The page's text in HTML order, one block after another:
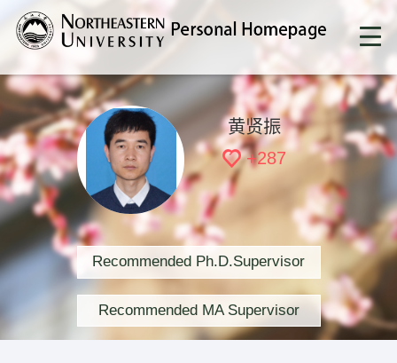
黄贤振
+287
Recommended Ph.D.Supervisor
Recommended MA Supervisor